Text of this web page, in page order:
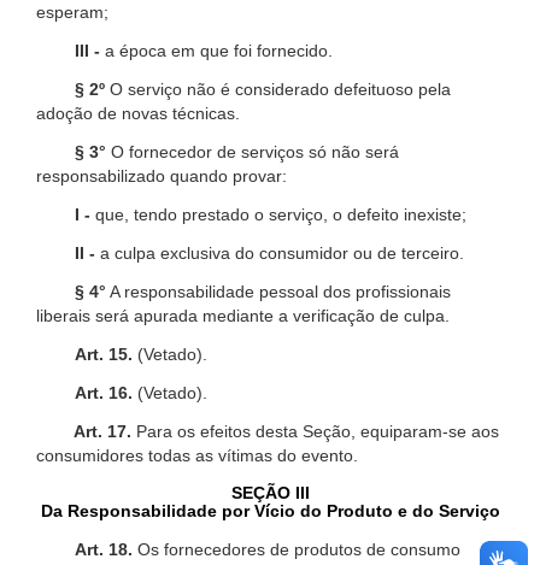
esperam;
III - a época em que foi fornecido.
§ 2º O serviço não é considerado defeituoso pela
adoção de novas técnicas.
§ 3° O fornecedor de serviços só não será
responsabilizado quando provar:
I - que, tendo prestado o serviço, o defeito inexiste;
II - a culpa exclusiva do consumidor ou de terceiro.
§ 4° A responsabilidade pessoal dos profissionais
liberais será apurada mediante a verificação de culpa.
Art. 15. (Vetado).
Art. 16. (Vetado).
Art. 17. Para os efeitos desta Seção, equiparam-se aos
consumidores todas as vítimas do evento.
SEÇÃO III
Da Responsabilidade por Vício do Produto e do Serviço
Art. 18. Os fornecedores de produtos de consumo